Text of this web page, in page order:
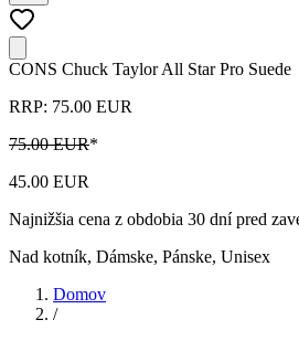
CONS Chuck Taylor All Star Pro Suede
RRP: 75.00 EUR
75.00 EUR*
45.00 EUR
Najnižšia cena z obdobia 30 dní pred
Nad kotník, Dámske, Pánske, Unisex
Domov
/